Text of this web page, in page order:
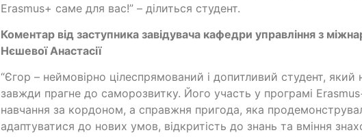
Erasmus+ саме для вас!” – ділиться студент.
Коментар від заступника завідувача кафедри управління з
Нєшевої Анастасії
“Єгор – неймовірно цілеспрямований і допитливий студент, який
завжди прагне до саморозвитку. Його участь у програмі
навчання за кордоном, а справжня пригода, яка
адаптуватися до нових умов, відкритість до знань та вміння